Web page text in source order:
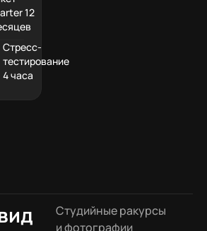
12
Стресс-
тестирование
4 часа
Студийные ракурсы
и фотографии